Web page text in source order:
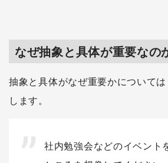
なぜ抽象と具体が重要なの
抽象と具体がなぜ重要かについて
します。
社内勉強会などのイベント